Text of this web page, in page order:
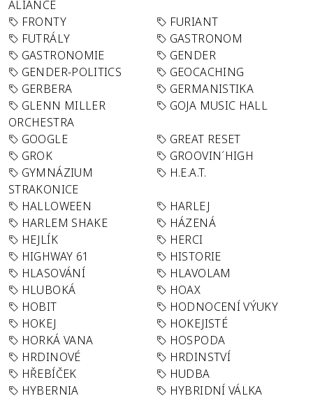
ALIANCE
FRONTY
FURIANT
FUTRÁLY
GASTRONOM
GASTRONOMIE
GENDER
GENDER-POLITICS
GEOCACHING
GERBERA
GERMANISTIKA
GLENN MILLER
ORCHESTRA
GOJA MUSIC HALL
GOOGLE
GREAT RESET
GROK
GROOVIN´HIGH
GYMNÁZIUM
STRAKONICE
H.E.A.T.
HALLOWEEN
HARLEJ
HARLEM SHAKE
HÁZENÁ
HEJLÍK
HERCI
HIGHWAY 61
HISTORIE
HLASOVÁNÍ
HLAVOLAM
HLUBOKÁ
HOAX
HOBIT
HODNOCENÍ VÝUKY
HOKEJ
HOKEJISTÉ
HORKÁ VANA
HOSPODA
HRDINOVÉ
HRDINSTVÍ
HŘEBÍČEK
HUDBA
HYBERNIA
HYBRIDNÍ VÁLKA